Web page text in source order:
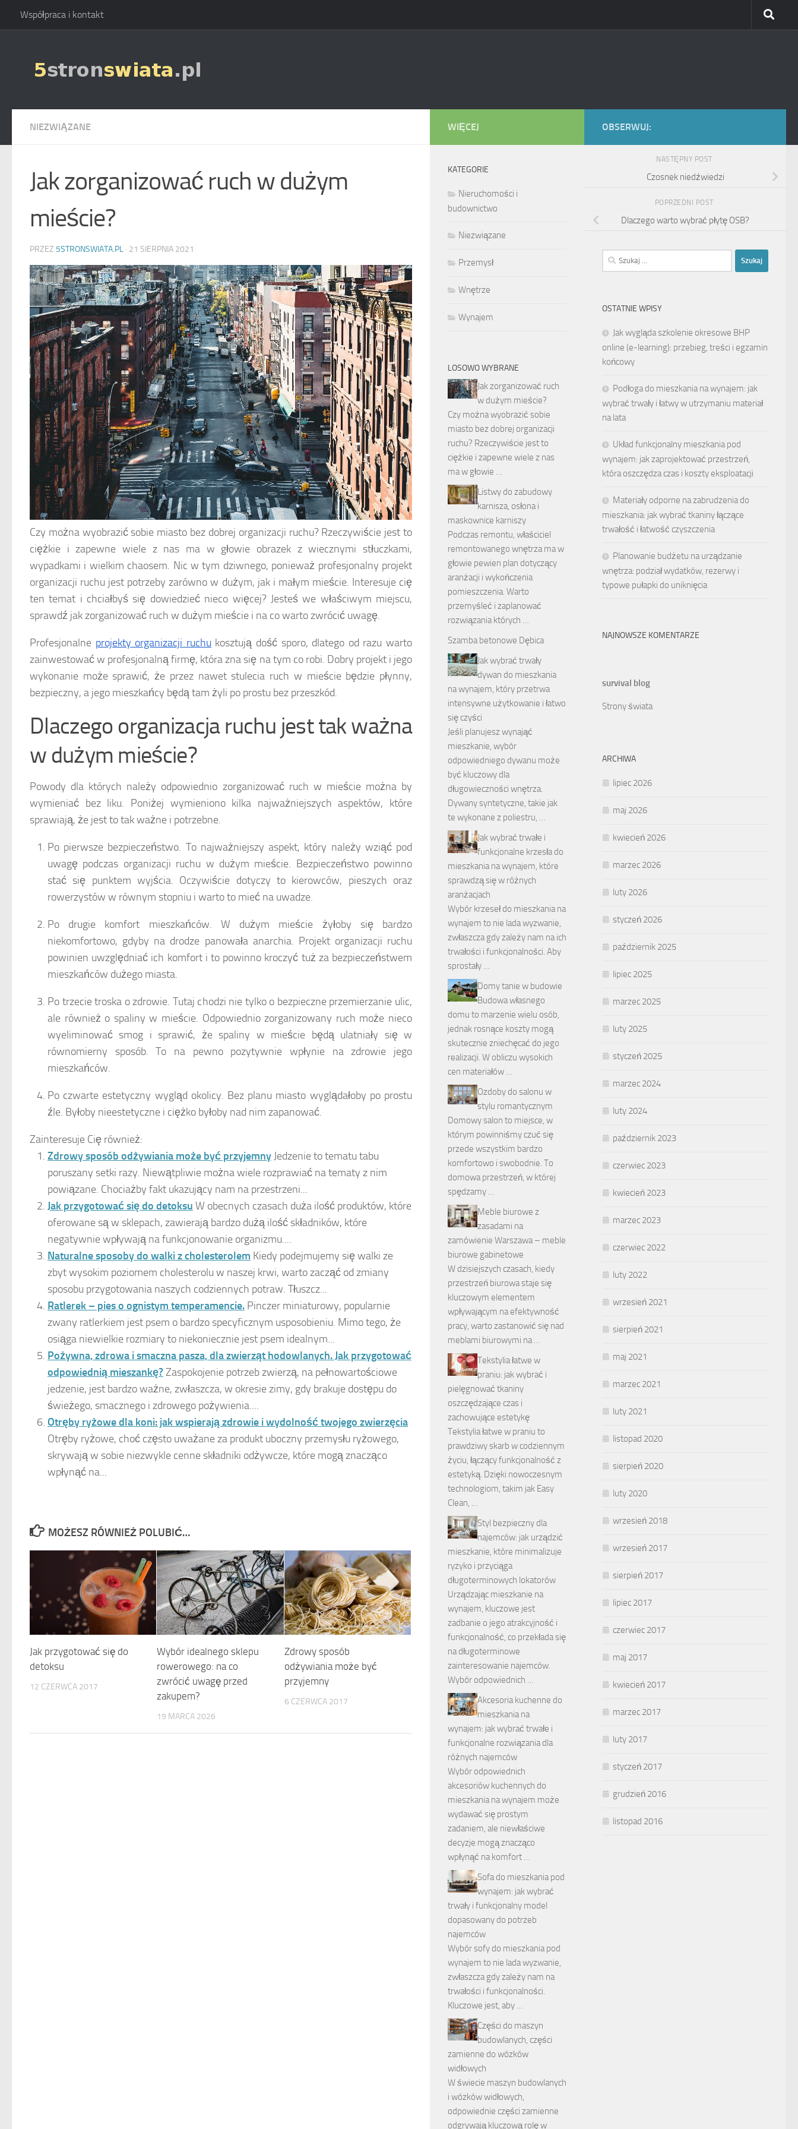
Skip to content
Współpraca i kontakt
NIEZWIĄZANE
Jak zorganizować ruch w dużym
mieście?
PRZEZ 5STRONSWIATA.PL · 21 SIERPNIA 2021
Czy można wyobrazić sobie miasto bez dobrej organizacji ruchu? Rzeczywiście jest to
ciężkie i zapewne wiele z nas ma w głowie obrazek z wiecznymi stłuczkami,
wypadkami i wielkim chaosem. Nic w tym dziwnego, ponieważ profesjonalny projekt
organizacji ruchu jest potrzeby zarówno w dużym, jak i małym mieście. Interesuje cię
ten temat i chciałbyś się dowiedzieć nieco więcej? Jesteś we właściwym miejscu,
sprawdź jak zorganizować ruch w dużym mieście i na co warto zwrócić uwagę.
Profesjonalne projekty organizacji ruchukosztują dość sporo, dlatego od razu warto
zainwestować w profesjonalną firmę, która zna się na tym co robi. Dobry projekt i jego
wykonanie może sprawić, że przez nawet stulecia ruch w mieście będzie płynny,
bezpieczny, a jego mieszkańcy będą tam żyli po prostu bez przeszkód.
Dlaczego organizacja ruchu jest tak ważna
w dużym mieście?
Powody dla których należy odpowiednio zorganizować ruch w mieście można by
wymieniać bez liku. Poniżej wymieniono kilka najważniejszych aspektów, które
sprawiają, że jest to tak ważne i potrzebne.
Po pierwsze bezpieczeństwo. To najważniejszy aspekt, który należy wziąć pod
uwagę podczas organizacji ruchu w dużym mieście. Bezpieczeństwo powinno
stać się punktem wyjścia. Oczywiście dotyczy to kierowców, pieszych oraz
rowerzystów w równym stopniu i warto to mieć na uwadze.
Po drugie komfort mieszkańców. W dużym mieście żyłoby się bardzo
niekomfortowo, gdyby na drodze panowała anarchia. Projekt organizacji ruchu
powinien uwzględniać ich komfort i to powinno kroczyć tuż za bezpieczeństwem
mieszkańców dużego miasta.
Po trzecie troska o zdrowie. Tutaj chodzi nie tylko o bezpieczne przemierzanie ulic,
ale również o spaliny w mieście. Odpowiednio zorganizowany ruch może nieco
wyeliminować smog i sprawić, że spaliny w mieście będą ulatniały się w
równomierny sposób. To na pewno pozytywnie wpłynie na zdrowie jego
mieszkańców.
Po czwarte estetyczny wygląd okolicy. Bez planu miasto wyglądałoby po prostu
źle. Byłoby nieestetyczne i ciężko byłoby nad nim zapanować.
Zainteresuje Cię również:
Zdrowy sposób odżywiania może być przyjemny Jedzenie to tematu tabu
poruszany setki razy. Niewątpliwie można wiele rozprawiać na tematy z nim
powiązane. Chociażby fakt ukazujący nam na przestrzeni...
Jak przygotować się do detoksu W obecnych czasach duża ilość produktów, które
oferowane są w sklepach, zawierają bardzo dużą ilość składników, które
negatywnie wpływają na funkcjonowanie organizmu....
Naturalne sposoby do walki z cholesterolem Kiedy podejmujemy się walki ze
zbyt wysokim poziomem cholesterolu w naszej krwi, warto zacząć od zmiany
sposobu przygotowania naszych codziennych potraw. Tłuszcz...
Ratlerek – pies o ognistym temperamencie. Pinczer miniaturowy, popularnie
zwany ratlerkiem jest psem o bardzo specyficznym usposobieniu. Mimo tego, że
osiąga niewielkie rozmiary to niekoniecznie jest psem idealnym...
Pożywna, zdrowa i smaczna pasza, dla zwierząt hodowlanych. Jak przygotować
odpowiednią mieszankę?Zaspokojenie potrzeb zwierzą, na pełnowartościowe
jedzenie, jest bardzo ważne, zwłaszcza, w okresie zimy, gdy brakuje dostępu do
świeżego, smacznego i zdrowego pożywienia....
Otręby ryżowe dla koni: jak wspierają zdrowie i wydolność twojego zwierzęcia
Otręby ryżowe, choć często uważane za produkt uboczny przemysłu ryżowego,
skrywają w sobie niezwykle cenne składniki odżywcze, które mogą znacząco
wpłynąć na...
MOŻESZ RÓWNIEŻ POLUBIĆ…
Jak przygotować się do
detoksu
12 CZERWCA 2017
Wybór idealnego sklepu
rowerowego: na co
zwrócić uwagę przed
zakupem?
19 MARCA 2026
Zdrowy sposób
odżywiania może być
przyjemny
6 CZERWCA 2017
OBSERWUJ:
NASTĘPNY POST
Czosnek niedźwiedzi
POPRZEDNI POST
Dlaczego warto wybrać płytę OSB?
Szukaj:
OSTATNIE WPISY
Jak wygląda szkolenie okresowe BHP
online (e-learning): przebieg, treści i egzamin
końcowy
Podłoga do mieszkania na wynajem: jak
wybrać trwały i łatwy w utrzymaniu materiał
na lata
Układ funkcjonalny mieszkania pod
wynajem: jak zaprojektować przestrzeń,
która oszczędza czas i koszty eksploatacji
Materiały odporne na zabrudzenia do
mieszkania: jak wybrać tkaniny łączące
trwałość i łatwość czyszczenia
Planowanie budżetu na urządzanie
wnętrza: podział wydatków, rezerwy i
typowe pułapki do uniknięcia
NAJNOWSZE KOMENTARZE
survival blog
Strony świata
ARCHIWA
lipiec 2026
maj 2026
kwiecień 2026
marzec 2026
luty 2026
styczeń 2026
październik 2025
lipiec 2025
marzec 2025
luty 2025
styczeń 2025
marzec 2024
luty 2024
październik 2023
czerwiec 2023
kwiecień 2023
marzec 2023
czerwiec 2022
luty 2022
wrzesień 2021
sierpień 2021
maj 2021
marzec 2021
luty 2021
listopad 2020
sierpień 2020
luty 2020
wrzesień 2018
wrzesień 2017
sierpień 2017
lipiec 2017
czerwiec 2017
maj 2017
kwiecień 2017
marzec 2017
luty 2017
styczeń 2017
grudzień 2016
listopad 2016
WIĘCEJ
KATEGORIE
Nieruchomości i
budownictwo
Niezwiązane
Przemysł
Wnętrze
Wynajem
LOSOWO WYBRANE
Jak zorganizować ruch
w dużym mieście?
Czy można wyobrazić sobie
miasto bez dobrej organizacji
ruchu? Rzeczywiście jest to
ciężkie i zapewne wiele z nas
ma w głowie …
Listwy do zabudowy
karnisza, osłona i
maskownice karniszy
Podczas remontu, właściciel
remontowanego wnętrza ma w
głowie pewien plan dotyczący
aranżacji i wykończenia
pomieszczenia. Warto
przemyśleć i zaplanować
rozwiązania których …
Szamba betonowe Dębica
Jak wybrać trwały
dywan do mieszkania
na wynajem, który przetrwa
intensywne użytkowanie i łatwo
się czyści
Jeśli planujesz wynająć
mieszkanie, wybór
odpowiedniego dywanu może
być kluczowy dla
długowieczności wnętrza.
Dywany syntetyczne, takie jak
te wykonane z poliestru, …
Jak wybrać trwałe i
funkcjonalne krzesła do
mieszkania na wynajem, które
sprawdzą się w różnych
aranżacjach
Wybór krzeseł do mieszkania na
wynajem to nie lada wyzwanie,
zwłaszcza gdy zależy nam na ich
trwałości i funkcjonalności. Aby
sprostały …
Domy tanie w budowie
Budowa własnego
domu to marzenie wielu osób,
jednak rosnące koszty mogą
skutecznie zniechęcać do jego
realizacji. W obliczu wysokich
cen materiałów …
Ozdoby do salonu w
stylu romantycznym
Domowy salon to miejsce, w
którym powinniśmy czuć się
przede wszystkim bardzo
komfortowo i swobodnie. To
domowa przestrzeń, w której
spędzamy …
Meble biurowe z
zasadami na
zamówienie Warszawa – meble
biurowe gabinetowe
W dzisiejszych czasach, kiedy
przestrzeń biurowa staje się
kluczowym elementem
wpływającym na efektywność
pracy, warto zastanowić się nad
meblami biurowymi na …
Tekstylia łatwe w
praniu: jak wybrać i
pielęgnować tkaniny
oszczędzające czas i
zachowujące estetykę
Tekstylia łatwe w praniu to
prawdziwy skarb w codziennym
życiu, łączący funkcjonalność z
estetyką. Dzięki nowoczesnym
technologiom, takim jak Easy
Clean, …
Styl bezpieczny dla
najemców: jak urządzić
mieszkanie, które minimalizuje
ryzyko i przyciąga
długoterminowych lokatorów
Urządzając mieszkanie na
wynajem, kluczowe jest
zadbanie o jego atrakcyjność i
funkcjonalność, co przekłada się
na długoterminowe
zainteresowanie najemców.
Wybór odpowiednich …
Akcesoria kuchenne do
mieszkania na
wynajem: jak wybrać trwałe i
funkcjonalne rozwiązania dla
różnych najemców
Wybór odpowiednich
akcesoriów kuchennych do
mieszkania na wynajem może
wydawać się prostym
zadaniem, ale niewłaściwe
decyzje mogą znacząco
wpłynąć na komfort …
Sofa do mieszkania pod
wynajem: jak wybrać
trwały i funkcjonalny model
dopasowany do potrzeb
najemców
Wybór sofy do mieszkania pod
wynajem to nie lada wyzwanie,
zwłaszcza gdy zależy nam na
trwałości i funkcjonalności.
Kluczowe jest, aby …
Części do maszyn
budowlanych, części
zamienne do wózków
widłowych
W świecie maszyn budowlanych
i wózków widłowych,
odpowiednie części zamienne
odgrywają kluczową rolę w